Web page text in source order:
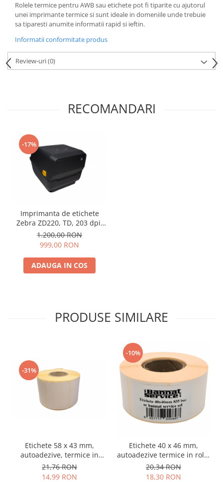
Rolele termice pentru AWB sau etichete pot fi tiparite cu ajutorul
unei imprimante termice si sunt ideale in domeniile unde trebuie
sa tiparesti anumite informatii rapid si ieftin.
Informatii conformitate produs
Review-uri(0)
RECOMANDARI
-17%
Imprimanta de etichete
Zebra ZD220, TD, 203 dpi,
USB
1.200,00 RON
999,00 RON
ADAUGA IN COS
PRODUSE SIMILARE
-31%
Etichete 58 x 43 mm,
autoadezive, termice in
rola, albe, 1000 etichete /
rola
21,76 RON
14,99 RON
-10%
Etichete 40 x 46 mm,
autoadezive termice in rola,
albe, 835 etichete / rola
20,34 RON
18,30 RON